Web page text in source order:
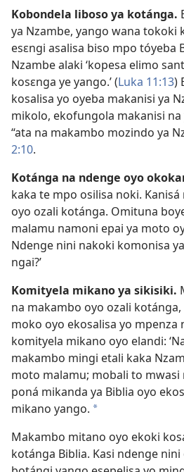
Kobondela liboso ya kotánga.
ya Nzambe, yango wana tokoki
esɛngi asalisa biso mpo tóyeba
Nzambe alaki ‘kopesa elimo
kosɛnga ye yango.’ (Luka 11:13)
kosalisa yo oyeba makanisi ya
mikolo, ekofungola makanisi
“ata na makambo mozindo ya
2:10.
Kotánga na ndenge oyo
kaka te mpo osilisa noki.
oyo ozali kotánga. Omituna
malamu namoni epai ya moto
Ndenge nini nakoki komonisa
ngai?’
Komityela mikano ya sikisiki.
na makambo oyo ozali
moko oyo ekosalisa yo mpenza
komityela mikano oyo elandi:
makambo mingi etali kaka
moto malamu; mobali to mwasi
poná mikanda ya Biblia oyo
mikano yango. a
Makambo mitano oyo ekoki
kotánga Biblia. Kasi ndenge